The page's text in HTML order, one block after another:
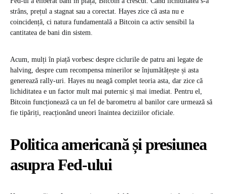
strâns, prețul a stagnat sau a corectat. Hayes zice că asta nu e
coincidență, ci natura fundamentală a Bitcoin ca activ sensibil la
cantitatea de bani din sistem.
Acum, mulți în piață vorbesc despre ciclurile de patru ani legate de
halving, despre cum recompensa minerilor se înjumătățește și asta
generează rally-uri. Hayes nu neagă complet teoria asta, dar zice că
lichiditatea e un factor mult mai puternic și mai imediat. Pentru el,
Bitcoin funcționează ca un fel de barometru al banilor care urmează să
fie tipăriți, reacționând uneori înaintea deciziilor oficiale.
Politica americană și presiunea
asupra Fed-ului